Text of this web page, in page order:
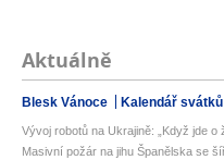
Aktuálně
Blesk Vánoce Kalendář
Vývoj robotů na Ukrajině: „Když jde o
Masivní požár na jihu Španělska se